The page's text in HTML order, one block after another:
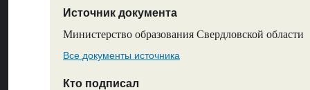
Источник документа
Министерство образования Свердловской области
Все документы источника
Кто подписал